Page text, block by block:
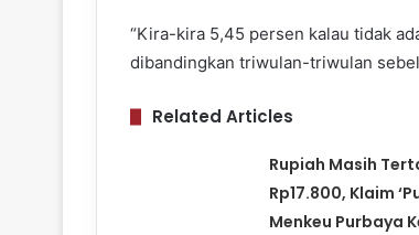
“Kira-kira 5,45 persen kalau tidak
dibandingkan triwulan-triwulan
Related Articles
Rupiah Masih
Rp17.800, Klaim
Menkeu Purbaya